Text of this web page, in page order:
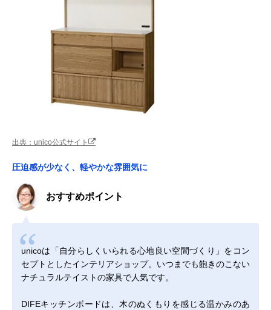
出典：unico公式サイト
圧迫感が少なく、軽やかな雰囲気に
おすすめポイント
unicoは「自分らしくいられる心地良い空間づくり」をコン
セプトとしたインテリアショップ。いつまでも飽きのこない
ナチュラルテイストの家具で人気です。
DIFEキッチンボードは、木のぬくもりを感じる温かみのあ